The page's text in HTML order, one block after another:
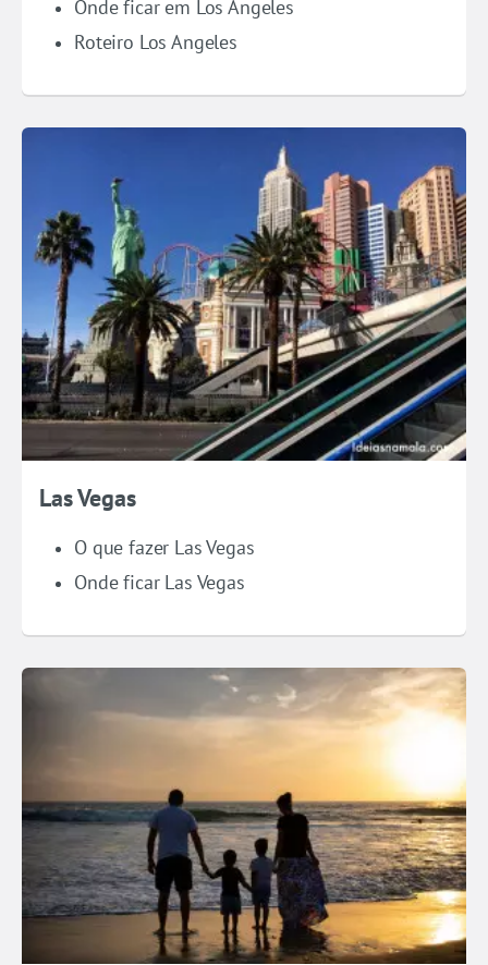
Onde ficar em Los Angeles
Roteiro Los Angeles
Las Vegas
O que fazer Las Vegas
Onde ficar Las Vegas